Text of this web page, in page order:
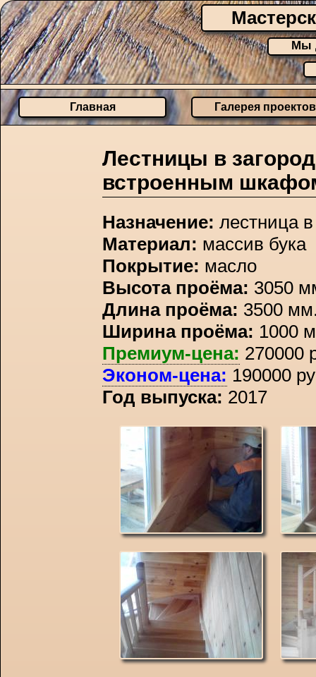
Мы
Главная Галерея проектов
Лестницы в
встроенным
Назначение: лестница
Материал: массив бука
Покрытие: масло
Высота проёма: 3050
Длина проёма: 3500
Ширина проёма: 1000
Премиум-цена: 270000
Эконом-цена: 190000
Год выпуска: 2017